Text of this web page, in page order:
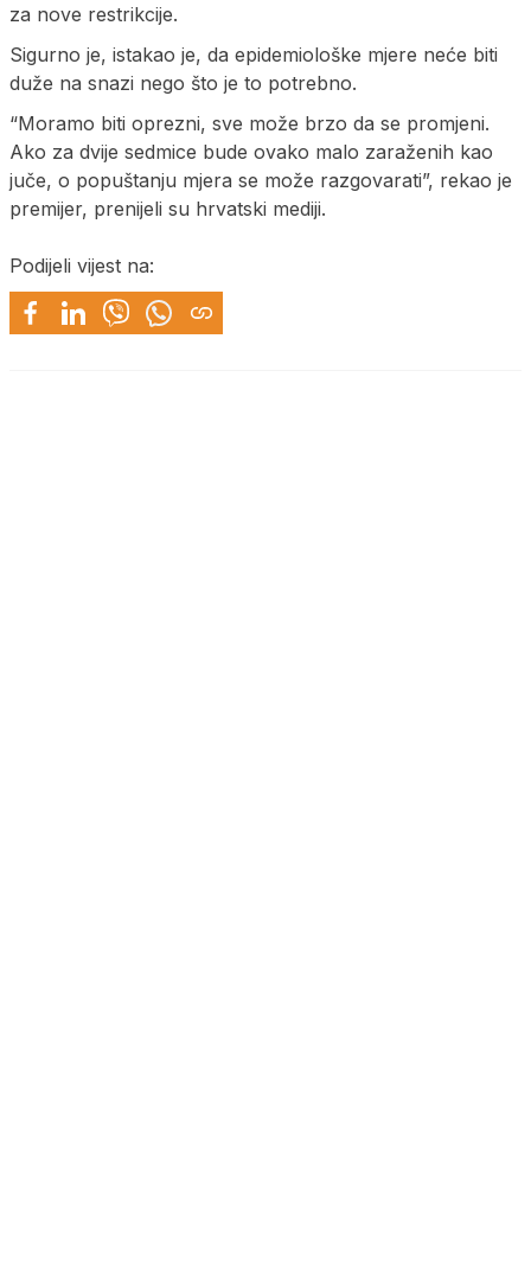
za nove restrikcije.
Sigurno je, istakao je, da epidemiološke mjere neće biti
duže na snazi nego što je to potrebno.
“Moramo biti oprezni, sve može brzo da se promjeni.
Ako za dvije sedmice bude ovako malo zaraženih kao
juče, o popuštanju mjera se može razgovarati”, rekao je
premijer, prenijeli su hrvatski mediji.
Podijeli vijest na: